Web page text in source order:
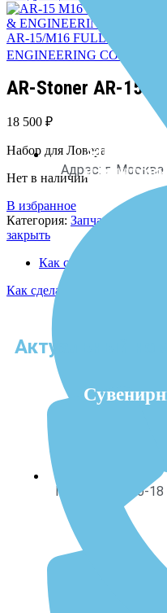
Адрес: г. Москва
Пнд - Птн с 10-18
и
AR-15/M16 FULL AUTO
ENGINEERING CORP
AR-Stoner AR-15
18 500 ₽
Набор для Ловера
Нет в наличии
В избранное
Категория: Запчасти к
закрыть
Как сделать заказ?
Как сделать заказ?
Актуальный